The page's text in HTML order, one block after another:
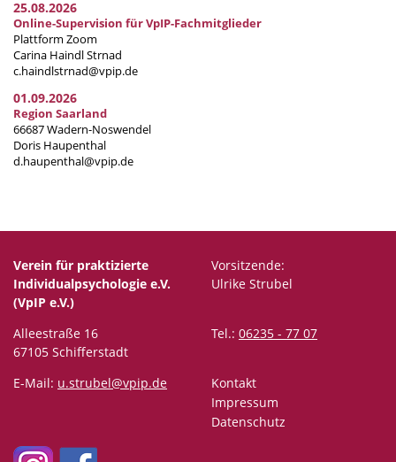
25.08.2026
Online-Supervision für VpIP-Fachmitglieder
Plattform Zoom
Carina Haindl Strnad
c.haindlstrnad@vpip.de
01.09.2026
Region Saarland
66687 Wadern-Noswendel
Doris Haupenthal
d.haupenthal@vpip.de
Verein für praktizierte
Individualpsychologie e.V.
(VpIP e.V.)
Vorsitzende:
Ulrike Strubel
Alleestraße 16
67105 Schifferstadt
Tel.: 06235 - 77 07
E-Mail: u.strubel@vpip.de
Kontakt
Impressum
Datenschutz